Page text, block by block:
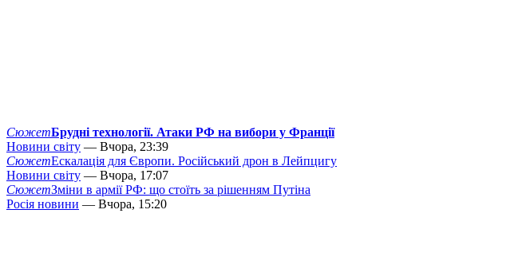
СюжетБрудні технології. Атаки РФ на вибори у Франції
Новини світу — Вчора, 23:39
СюжетЕскалація для Європи. Російський дрон в Лейпцигу
Новини світу — Вчора, 17:07
СюжетЗміни в армії РФ: що стоїть за рішенням Путіна
Росія новини — Вчора, 15:20